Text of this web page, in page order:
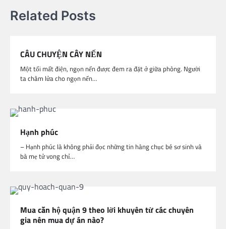
Related Posts
CÂU CHUYỆN CÂY NẾN
Một tối mất điện, ngọn nến được đem ra đặt ở giữa phòng. Người
ta châm lửa cho ngọn nến…
Hạnh phúc
– Hạnh phúc là không phải đọc những tin hàng chục bé sơ sinh và
bà mẹ tử vong chỉ…
Mua căn hộ quận 9 theo lời khuyên từ các chuyên
gia nên mua dự án nào?